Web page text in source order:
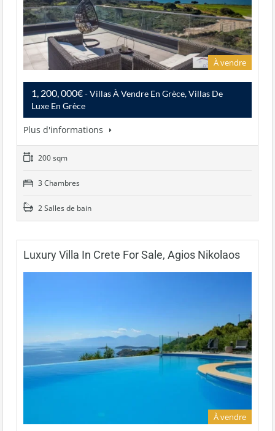
À vendre
1, 200, 000€- Villas À Vendre En Grèce, Villas De
Luxe En Grèce
Plus d'informations
200 sqm
3 Chambres
2 Salles de bain
Luxury Villa In Crete For Sale, Agios Nikolaos
À vendre